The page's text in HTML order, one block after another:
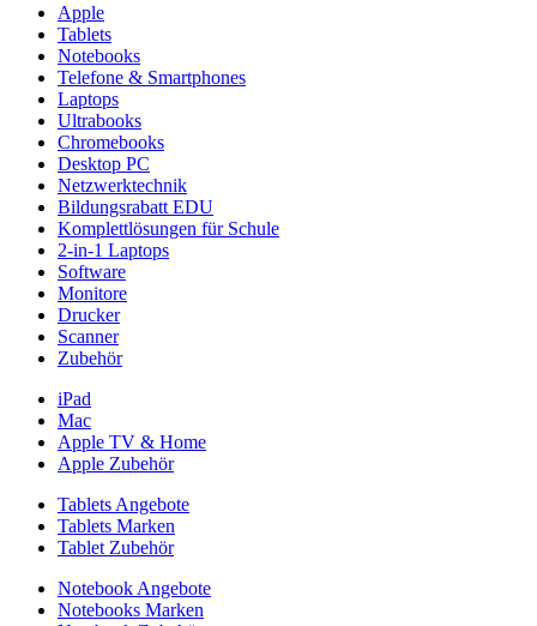
Apple
Tablets
Notebooks
Telefone & Smartphones
Laptops
Ultrabooks
Chromebooks
Desktop PC
Netzwerktechnik
Bildungsrabatt EDU
Komplettlösungen für Schule
2-in-1 Laptops
Software
Monitore
Drucker
Scanner
Zubehör
iPad
Mac
Apple TV & Home
Apple Zubehör
Tablets Angebote
Tablets Marken
Tablet Zubehör
Notebook Angebote
Notebooks Marken